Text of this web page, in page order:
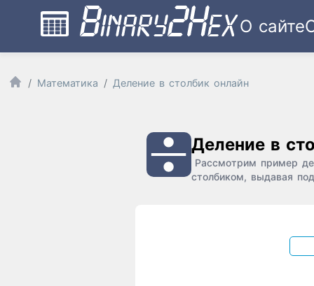
О сайте
Математика Деление в столбик онлайн
Деление в
Рассмотрим пример
столбиком, выдавая